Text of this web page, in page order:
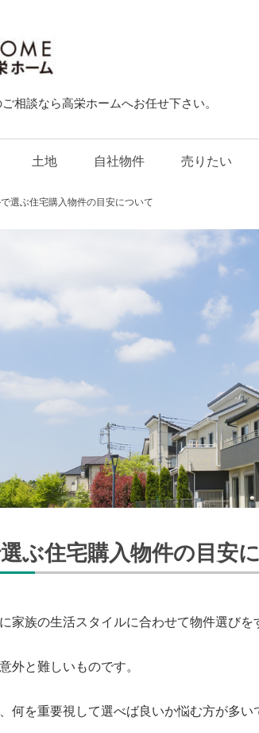
の
産・
中
と
エ
ー
シ
ョ
高
栄
ム】
相談なら高栄ホームへお任せ下さい。
土地 自社物件 売りたい
選ぶ住宅購入物件の目安について
ぶ住宅購入物件の目安
家族の生活スタイルに合わせて物件選びを
外と難しいものです。
何を重要視して選べば良いか悩む方が多い